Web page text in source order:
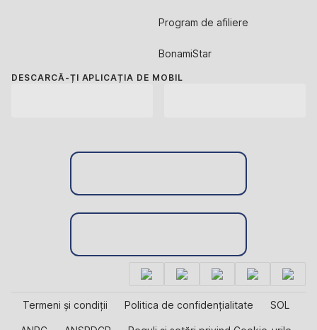
Program de afiliere
BonamiStar
DESCARCĂ-ȚI APLICAȚIA DE MOBIL
Termeni și condiții Politica de confidențialitate SOL